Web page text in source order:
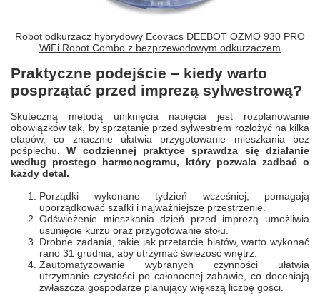
Robot odkurzacz hybrydowy Ecovacs DEEBOT OZMO 930 PRO
WiFi Robot Combo z bezprzewodowym odkurzaczem
Praktyczne podejście – kiedy warto
posprzątać przed imprezą sylwestrową?
Skuteczną metodą uniknięcia napięcia jest rozplanowanie
obowiązków tak, by sprzątanie przed sylwestrem rozłożyć na kilka
etapów, co znacznie ułatwia przygotowanie mieszkania bez
pośpiechu.W codziennej praktyce sprawdza się działanie
według prostego harmonogramu, który pozwala zadbać o
każdy detal.
Porządki wykonane tydzień wcześniej, pomagają
uporządkować szafki i najważniejsze przestrzenie.
Odświeżenie mieszkania dzień przed imprezą umożliwia
usunięcie kurzu oraz przygotowanie stołu.
Drobne zadania, takie jak przetarcie blatów, warto wykonać
rano 31 grudnia, aby utrzymać świeżość wnętrz.
Zautomatyzowanie wybranych czynności ułatwia
utrzymanie czystości po całonocnej zabawie, co doceniają
zwłaszcza gospodarze planujący większą liczbę gości.